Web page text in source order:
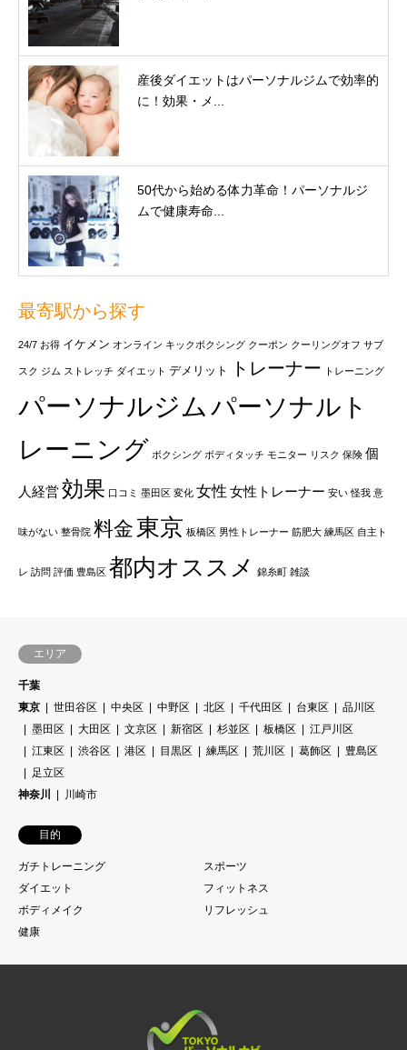
産後ダイエットはパーソナルジムで効率的
に！効果・メ...
50代から始める体力革命！パーソナルジ
ムで健康寿命...
最寄駅から探す
24/7 お得 イケメン オンライン キックボクシング クーポン クーリングオフ サブ
スク ジム ストレッチ ダイエット デメリット トレーナー トレーニング
パーソナルジム パーソナルト
レーニング ボクシング ボディタッチ モニター リスク 保険 個
人経営効果 口コミ 墨田区 変化 女性 女性トレーナー 安い 怪我 意
味がない 整骨院 料金 東京 板橋区 男性トレーナー 筋肥大 練馬区 自主ト
レ 訪問 評価 豊島区 都内オススメ 錦糸町 雑談
エリア
千葉
東京
世田谷区 中央区 中野区 北区 千代田区 台東区
品川区
墨田区
大田区 文京区 新宿区 杉並区 板橋区
江戸川区
江東区
渋谷区 港区 目黒区 練馬区 荒川区 葛飾区
豊島区
足立区
神奈川
川崎市
目的
ガチトレーニング
スポーツ
ダイエット
フィットネス
ボディメイク
リフレッシュ
健康